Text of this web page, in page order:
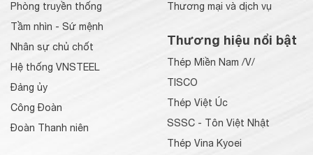
Phòng truyền thống
Tầm nhìn - Sứ mệnh
Nhân sự chủ chốt
Hệ thống VNSTEEL
Đảng ủy
Công Đoàn
Đoàn Thanh niên
Thương mại và dịch vụ
Thương hiệu nổi bật
Thép Miền Nam /V/
TISCO
Thép Việt Úc
SSSC - Tôn Việt Nhật
Thép Vina Kyoei